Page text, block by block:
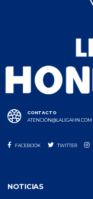
CONTACTO
ATENCION@LALIGAHN.COM
FACEBOOK TWITTER
NOTICIAS